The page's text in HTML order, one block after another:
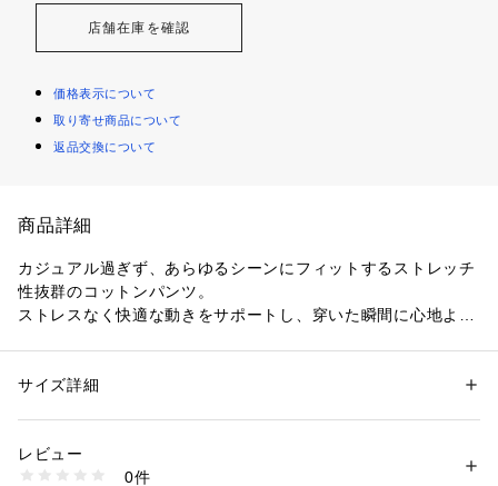
店舗在庫を確認
価格表示について
取り寄せ商品について
返品交換について
商品詳細
カジュアル過ぎず、あらゆるシーンにフィットするストレッチ
性抜群のコットンパンツ。
ストレスなく快適な動きをサポートし、穿いた瞬間に心地よさ
シーズンレスで着用いただきやすい絶妙な生地の厚みが魅力で
※商品の色味は、商品単体または素材アップ画像をご確認くだ
性別：メンズ
素材：コットン97％　ポリウレタン3％
洗濯：手洗い、漂白不可、タンブル乾燥不可、自然乾燥、アイロン仕上げ
可、ドライ可、ウエットクリーニング可
サイズ詳細
レビュー
0件